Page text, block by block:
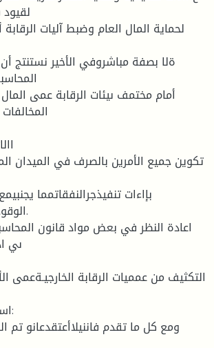
لقيود
لحماية المال العام وضبط آليات
ةلا بصفة مباشروفي الأخير نستنتج
أمام مختمف ىيئات الرقابة عمى
بإاءات تنفيذجرالنفقاتمما
ىي
ومع كل ما تقدم فاننيلاأعتقدعانو تم